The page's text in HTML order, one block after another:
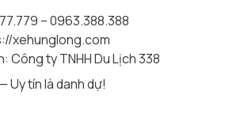
– 0963.388.388
xehunglong.com
Công ty TNHH Du Lịch 338
Uy tín là danh dự!